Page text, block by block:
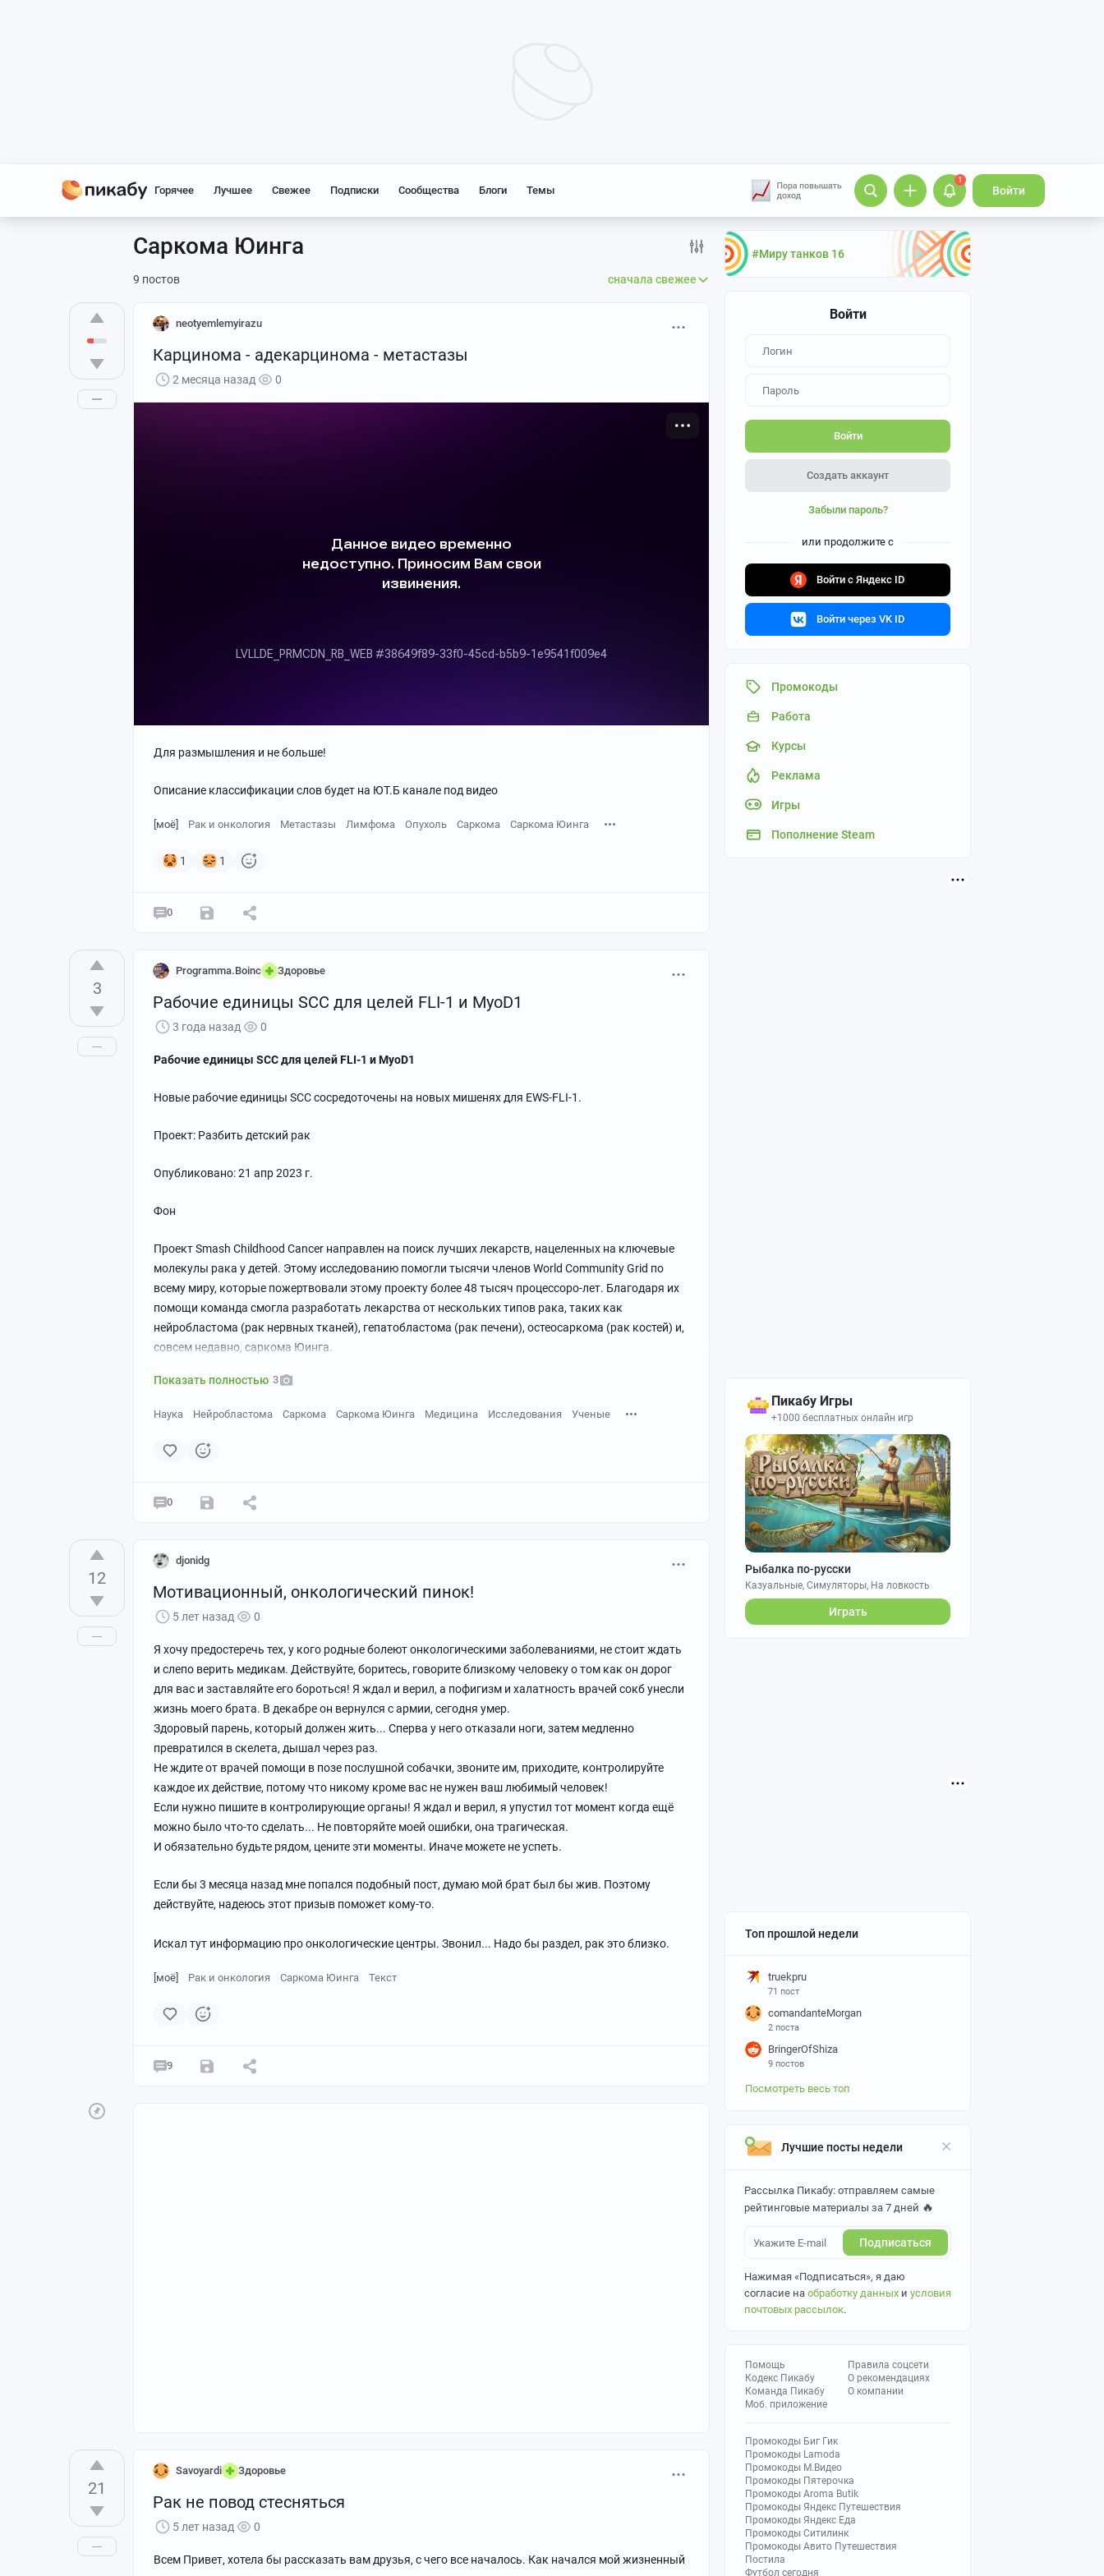
Горячее Лучшее Свежее Подписки Сообщества Блоги Темы
1
Войти
#Миру танков 16
Войти
Войти
Создать аккаунт
Забыли пароль?
или продолжите с
Войти с Яндекс ID
Войти через VK ID
Промокоды
Работа
Курсы
Реклама
Игры
Пополнение Steam
Пикабу Игры
+1000 бесплатных онлайн игр
Рыбалка по-русски
Казуальные, Симуляторы, На ловкость
Играть
Топ прошлой недели
truekpru
71 пост
comandanteMorgan
2 поста
BringerOfShiza
9 постов
Посмотреть весь топ
Лучшие посты недели
Рассылка Пикабу: отправляем самые
рейтинговые материалы за 7 дней 🔥
Подписаться
Нажимая «Подписаться», я даю
согласие на обработку данных и условия
почтовых рассылок.
Помощь
Кодекс Пикабу
Команда Пикабу
Моб. приложение
Правила соцсети
О рекомендациях
О компании
Промокоды Биг Гик
Промокоды Lamoda
Промокоды М.Видео
Промокоды Пятерочка
Промокоды Aroma Butik
Промокоды Яндекс Путешествия
Промокоды Яндекс Еда
Промокоды Ситилинк
Промокоды Авито Путешествия
Постила
Футбол сегодня
Саркома Юинга
9 постов сначала свежее
neotyemlemyirazu
Карцинома - адекарцинома - метастазы
2 месяца назад 0
Для размышления и не больше!
Описание классификации слов будет на ЮТ.Б канале под видео
[моё] Рак и онкология Метастазы Лимфома Опухоль Саркома Саркома Юинга
1 1
0
3
Programma.Boinc Здоровье
Рабочие единицы SCC для целей FLI-1 и MyoD1
3 года назад 0
Рабочие единицы SCC для целей FLI-1 и MyoD1
Новые рабочие единицы SCC сосредоточены на новых мишенях для EWS-FLI-1.
Проект: Разбить детский рак
Опубликовано: 21 апр 2023 г.
Фон
Проект Smash Childhood Cancer направлен на поиск лучших лекарств, нацеленных на ключевые
молекулы рака у детей. Этому исследованию помогли тысячи членов World Community Grid по
всему миру, которые пожертвовали этому проекту более 48 тысяч процессоро-лет. Благодаря их
помощи команда смогла разработать лекарства от нескольких типов рака, таких как
нейробластома (рак нервных тканей), гепатобластома (рак печени), остеосаркома (рак костей) и,
совсем недавно, саркома Юинга.
Показать полностью 3
Наука Нейробластома Саркома Саркома Юинга Медицина Исследования Ученые
0
12
djonidg
Мотивационный, онкологический пинок!
5 лет назад 0
Я хочу предостеречь тех, у кого родные болеют онкологическими заболеваниями, не стоит ждать
и слепо верить медикам. Действуйте, боритесь, говорите близкому человеку о том как он дорог
для вас и заставляйте его бороться! Я ждал и верил, а пофигизм и халатность врачей сокб унесли
жизнь моего брата. В декабре он вернулся с армии, сегодня умер.
Здоровый парень, который должен жить... Сперва у него отказали ноги, затем медленно
превратился в скелета, дышал через раз.
Не ждите от врачей помощи в позе послушной собачки, звоните им, приходите, контролируйте
каждое их действие, потому что никому кроме вас не нужен ваш любимый человек!
Если нужно пишите в контролирующие органы! Я ждал и верил, я упустил тот момент когда ещё
можно было что-то сделать... Не повторяйте моей ошибки, она трагическая.
И обязательно будьте рядом, цените эти моменты. Иначе можете не успеть.
Если бы 3 месяца назад мне попался подобный пост, думаю мой брат был бы жив. Поэтому
действуйте, надеюсь этот призыв поможет кому-то.
Искал тут информацию про онкологические центры. Звонил... Надо бы раздел, рак это близко.
[моё] Рак и онкология Саркома Юинга Текст
9
21
Savoyardi Здоровье
Рак не повод стесняться
5 лет назад 0
Всем Привет, хотела бы рассказать вам друзья, с чего все началось. Как начался мой жизненный